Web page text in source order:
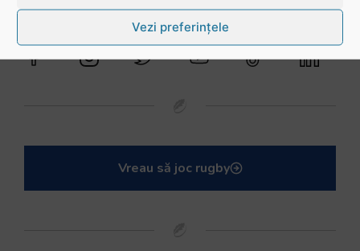
Vezi preferințele
@rugbyromania
Vreau să joc rugby